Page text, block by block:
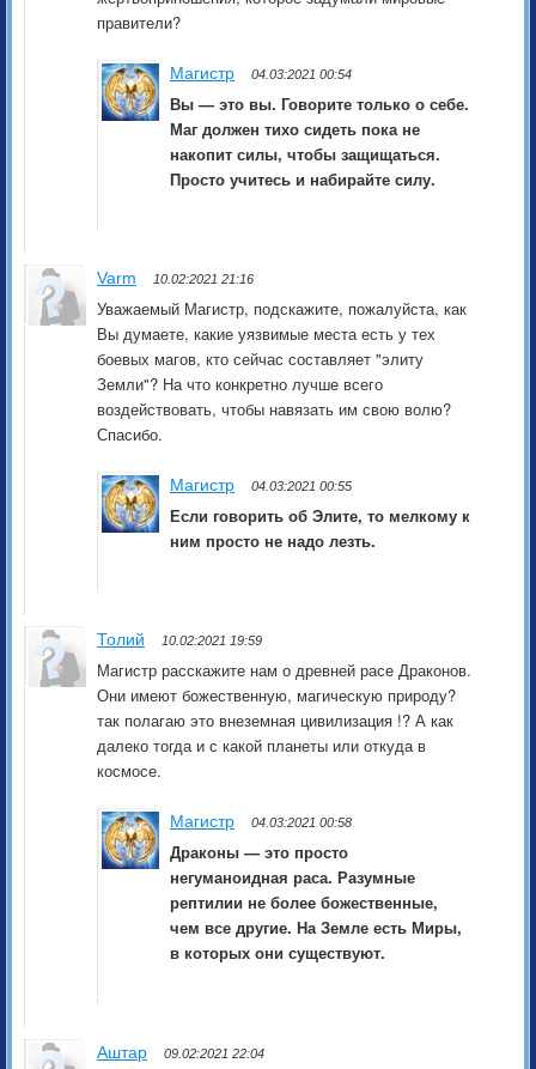
правители?
Магистр 04.03:2021 00:54
Вы — это вы. Говорите только о себе.
Маг должен тихо сидеть пока не
накопит силы, чтобы защищаться.
Просто учитесь и набирайте силу.
Varm 10.02:2021 21:16
Уважаемый Магистр, подскажите, пожалуйста, как
Вы думаете, какие уязвимые места есть у тех
боевых магов, кто сейчас составляет "элиту
Земли"? На что конкретно лучше всего
воздействовать, чтобы навязать им свою волю?
Спасибо.
Магистр 04.03:2021 00:55
Если говорить об Элите, то мелкому к
ним просто не надо лезть.
Толий 10.02:2021 19:59
Магистр расскажите нам о древней расе Драконов.
Они имеют божественную, магическую природу?
так полагаю это внеземная цивилизация !? А как
далеко тогда и с какой планеты или откуда в
космосе.
Магистр 04.03:2021 00:58
Драконы — это просто
негуманоидная раса. Разумные
рептилии не более божественные,
чем все другие. На Земле есть Миры,
в которых они существуют.
Аштар 09.02:2021 22:04